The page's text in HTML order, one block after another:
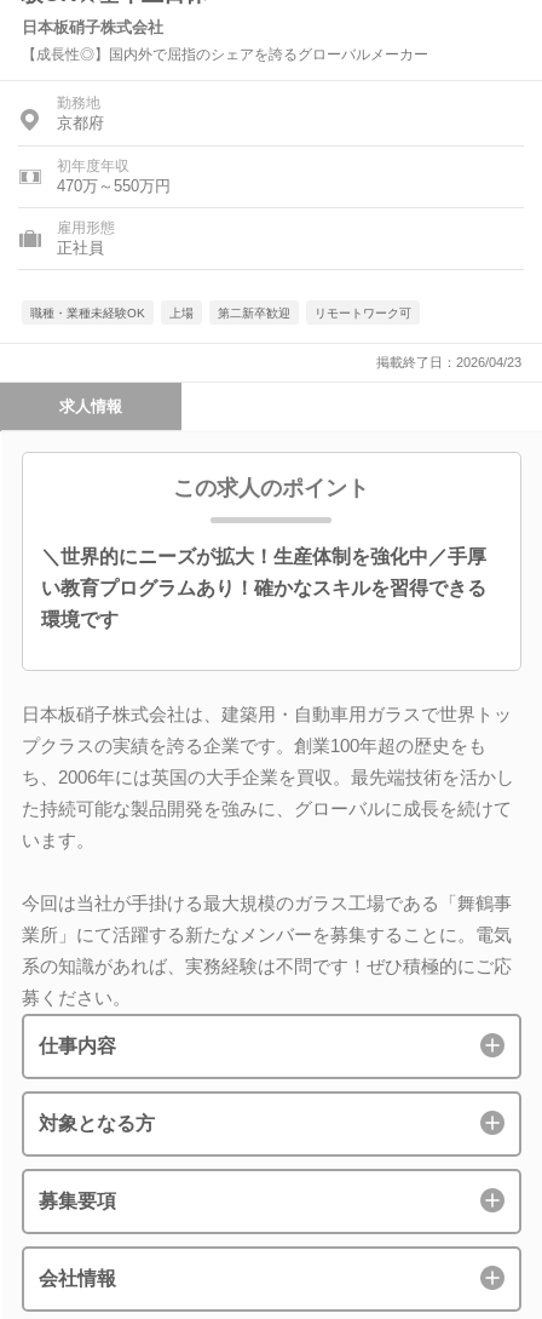
日本板硝子株式会社
【成長性◎】国内外で屈指のシェアを誇るグローバルメーカー
勤務地
京都府
初年度年収
470万～550万円
雇用形態
正社員
職種・業種未経験OK 上場 第二新卒歓迎 リモートワーク可
掲載終了日：2026/04/23
求人情報
この求人のポイント
＼世界的にニーズが拡大！生産体制を強化中／手厚
い教育プログラムあり！確かなスキルを習得できる
環境です
日本板硝子株式会社は、建築用・自動車用ガラスで世界トッ
プクラスの実績を誇る企業です。創業100年超の歴史をも
ち、2006年には英国の大手企業を買収。最先端技術を活かし
た持続可能な製品開発を強みに、グローバルに成長を続けて
います。
今回は当社が手掛ける最大規模のガラス工場である「舞鶴事
業所」にて活躍する新たなメンバーを募集することに。電気
系の知識があれば、実務経験は不問です！ぜひ積極的にご応
募ください。
仕事内容
対象となる方
募集要項
会社情報